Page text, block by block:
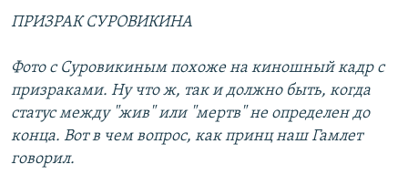
ПРИЗРАК СУРОВИКИНА
Фото с Суровикиным похоже на киношный кадр с
призраками. Ну что ж, так и должно быть, когда
статус между "жив" или "мертв" не определен до
конца. Вот в чем вопрос, как принц наш Гамлет
говорил.